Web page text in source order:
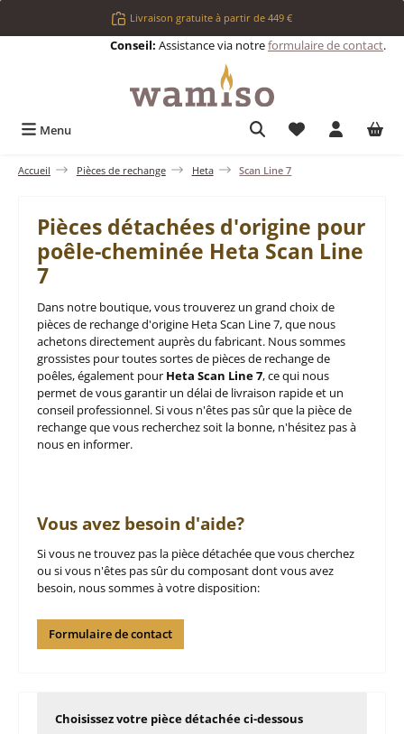
Passer au contenu principalLivraison gratuite à partir de 449 €
Conseil: Assistance via notreformulaire de contact.
Menu Vous avez 0
Accueil Pièces de rechange Heta Scan Line 7
Pièces détachées d'origine pour
poêle-cheminée Heta Scan Line
7
Dans notre boutique, vous trouverez un grand choix de
pièces de rechange d'origine Heta Scan Line 7, que nous
achetons directement auprès du fabricant. Nous sommes
grossistes pour toutes sortes de pièces de rechange de
poêles, également pour Heta Scan Line 7, ce qui nous
permet de vous garantir un délai de livraison rapide et un
conseil professionnel. Si vous n'êtes pas sûr que la pièce de
rechange que vous recherchez soit la bonne, n'hésitez pas à
nous en informer.
Vous avez besoin d'aide?
Si vous ne trouvez pas la pièce détachée que vous cherchez
ou si vous n'êtes pas sûr du composant dont vous avez
besoin, nous sommes à votre disposition:
Formulaire de contact
Choisissez votre pièce détachée ci-dessous